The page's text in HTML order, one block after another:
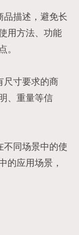
描述，避免长
用方法、功能
尺寸要求的商
、重量等信
同场景中的使
的应用场景，